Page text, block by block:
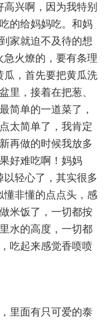
兴啊，因为我特别
的给妈妈吃。和妈
家就迫不及待的想
急火燎的，要有条理
瓜，首先要把黄瓜洗
里，接着在把葱、
简单的一道菜了，
太简单了，我肯定
再做的时候我放多
好难吃啊！妈妈
轻心了，其实很多
懂非懂的点点头，感
米饭了，一切都按
水的高度，一切都
吃起来感觉香喷喷
里面有只可爱的泰